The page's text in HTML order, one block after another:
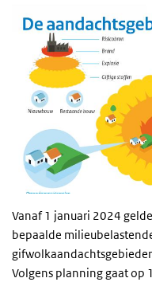
Vanaf 1 januari 2024
bepaalde
Volgens planning gaat op